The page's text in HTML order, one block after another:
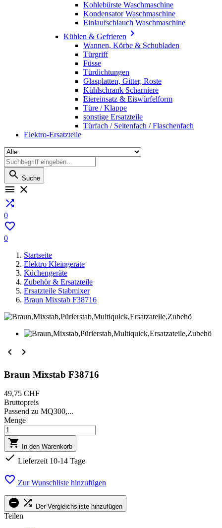
Kohlebürste Waschmaschine
Kondensator Waschmaschine
Einlaufschlauch Waschmaschine
Kühlen & Gefrieren 
Wannen, Körbe & Schubladen
Türgriff
Füsse
Türdichtungen
Glasplatten, Gitter, Roste
Kühlschrank Scharniere
Eiereinsatz & Eiswürfelform
Türe / Klappe
sonstige Ersatzteile
Türfach / Seitenfach / Flaschenfach
Elektro-Ersatzteile
 Suche
 

0

0
Startseite
Elektro Kleingeräte
Küchengeräte
Zubehör & Ersatzteile
Ersatzteile Stabmixer
Braun Mixstab F38716
 
Braun Mixstab F38716
49,75 CHF
Bruttopreis
Passend zu MQ300,...
Menge
 In den Warenkorb
 Lieferzeit 10-14 Tage
 Zur Wunschliste hinzufügen
  Der Vergleichsliste hinzufügen
Teilen